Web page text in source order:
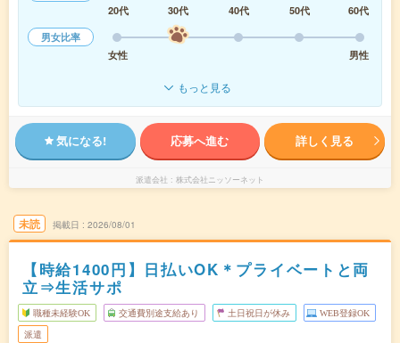
20代
30代 40代 50代
60代
男女比率
女性
男性
もっと見る
気になる! 応募へ進む 詳しく見る
派遣会社 株式会社ニッソーネット
未読 掲載日 2026/08/01
【時給1400円】日払いOK＊プライベートと両
立⇒生活サポ
職種未経験OK 交通費別途支給あり 土日祝日が休み WEB登録OK
派遣